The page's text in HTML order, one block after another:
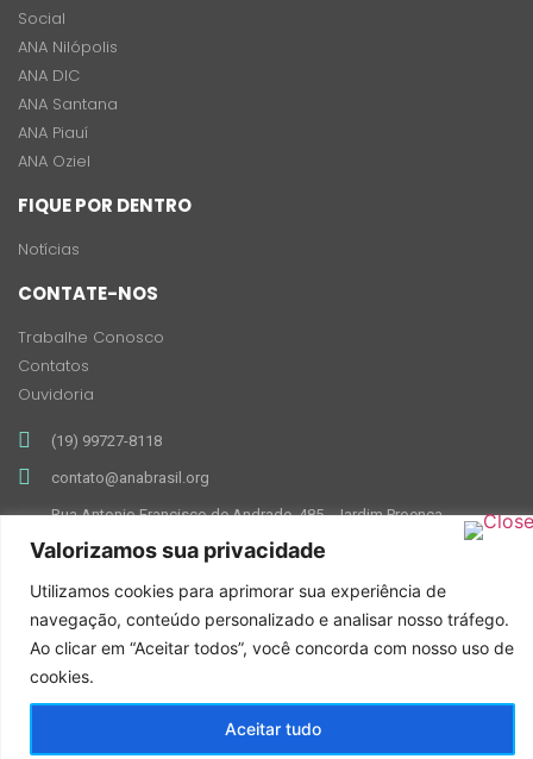
Valorizamos sua privacidade
Utilizamos cookies para aprimorar sua experiência de
navegação, conteúdo personalizado e analisar nosso tráfego.
Ao clicar em “Aceitar todos”, você concorda com nosso uso de
cookies.
Aceitar tudo
Social
ANA Nilópolis
ANA DIC
ANA Santana
ANA Piauí
ANA Oziel
FIQUE POR DENTRO
Notícias
CONTATE-NOS
Trabalhe Conosco
Contatos
Ouvidoria
(19) 99727-8118
contato@anabrasil.org
Rua Antonio Francisco de Andrade, 485 - Jardim Proença,